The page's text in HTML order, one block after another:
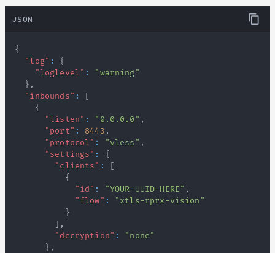
JSON
{
"log" :
{
"loglevel" :
"warning"
} ,
"inbounds" :
[
{
"listen" : "0.0.0.0" ,
"port" : 8443 ,
"protocol" : "vless" ,
"settings" :
{
"clients" :
[
{
"id" : "YOUR-UUID-HERE" ,
"flow" :
"xtls-rprx-vision"
}
] ,
"decryption" :
"none"
} ,